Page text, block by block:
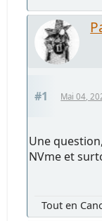
#1 Mai 04,
Une
NVme et
Tout en